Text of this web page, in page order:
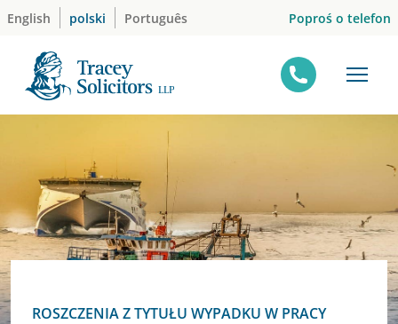
Skip
content
English polski Português Poproś o telefon
ROSZCZENIA Z TYTUŁU WYPADKU W PRACY